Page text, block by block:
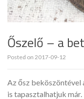
Őszelő – a
Posted on 2017-09-12
Az ősz beköszöntével
is tapasztalhatjuk